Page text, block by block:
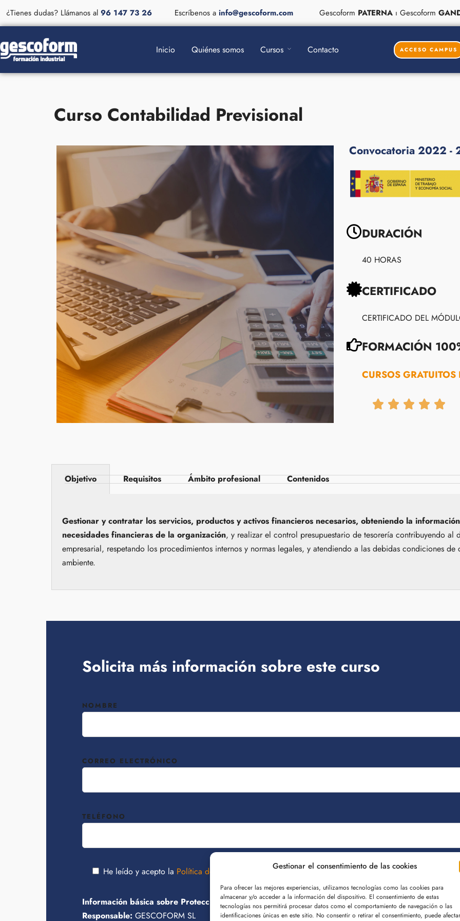
Gestionar el consentimiento de las cookies
Para ofrecer las mejores experiencias, utilizamos tecnologías como las cookies para
almacenar y/o acceder a la información del dispositivo. El consentimiento de estas
tecnologías nos permitirá procesar datos como el comportamiento de navegación o las
identificaciones únicas en este sitio. No consentir o retirar el consentimiento, puede afectar
¿Tienes dudas? Llámanos al96 147 73 26 Escríbenos ainfo@gescoform.com Gescoform PATERNA ı Gescoform
Inicio Quiénes somos Cursos Contacto ACCESO CAMPUS
Curso Contabilidad Previsional
Convocatoria 2022 -
DURACIÓN
40 HORAS
CERTIFICADO
CERTIFICADO DEL
FORMACIÓN
CURSOS
    
Objetivo Requisitos Ámbito profesional Contenidos
Gestionar y contratar los servicios, productos y activos financieros necesarios, obteniendo la
necesidades financieras de la organización, y realizar el control presupuestario de tesorería contribuyendo al
empresarial, respetando los procedimientos internos y normas legales, y atendiendo a las debidas condiciones
ambiente.
Solicita más información sobre este curso
NOMBRE
CORREO ELECTRÓNICO
TELÉFONO
He leído y acepto la Política de privacidad Aviso legal
Información básica sobre Protección de Datos Usuario de Consultas Web
Responsable: GESCOFORM SL